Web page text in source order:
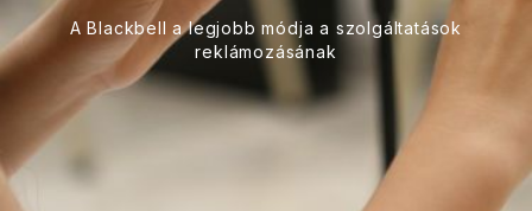
A Blackbell a legjobb módja a szolgáltatások
reklámozásának